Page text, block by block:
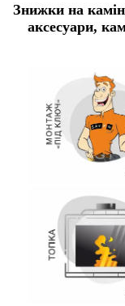
Знижки на
аксесуари,